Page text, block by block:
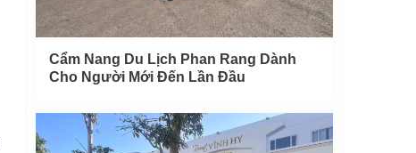
Cẩm Nang Du Lịch Phan Rang Dành
Cho Người Mới Đến Lần Đầu